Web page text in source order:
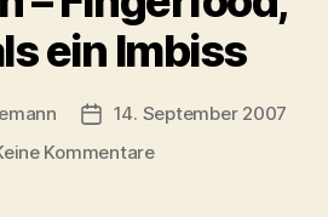
ein Imbiss
Beitragsdatum
14. September 2007
Kommentarezu